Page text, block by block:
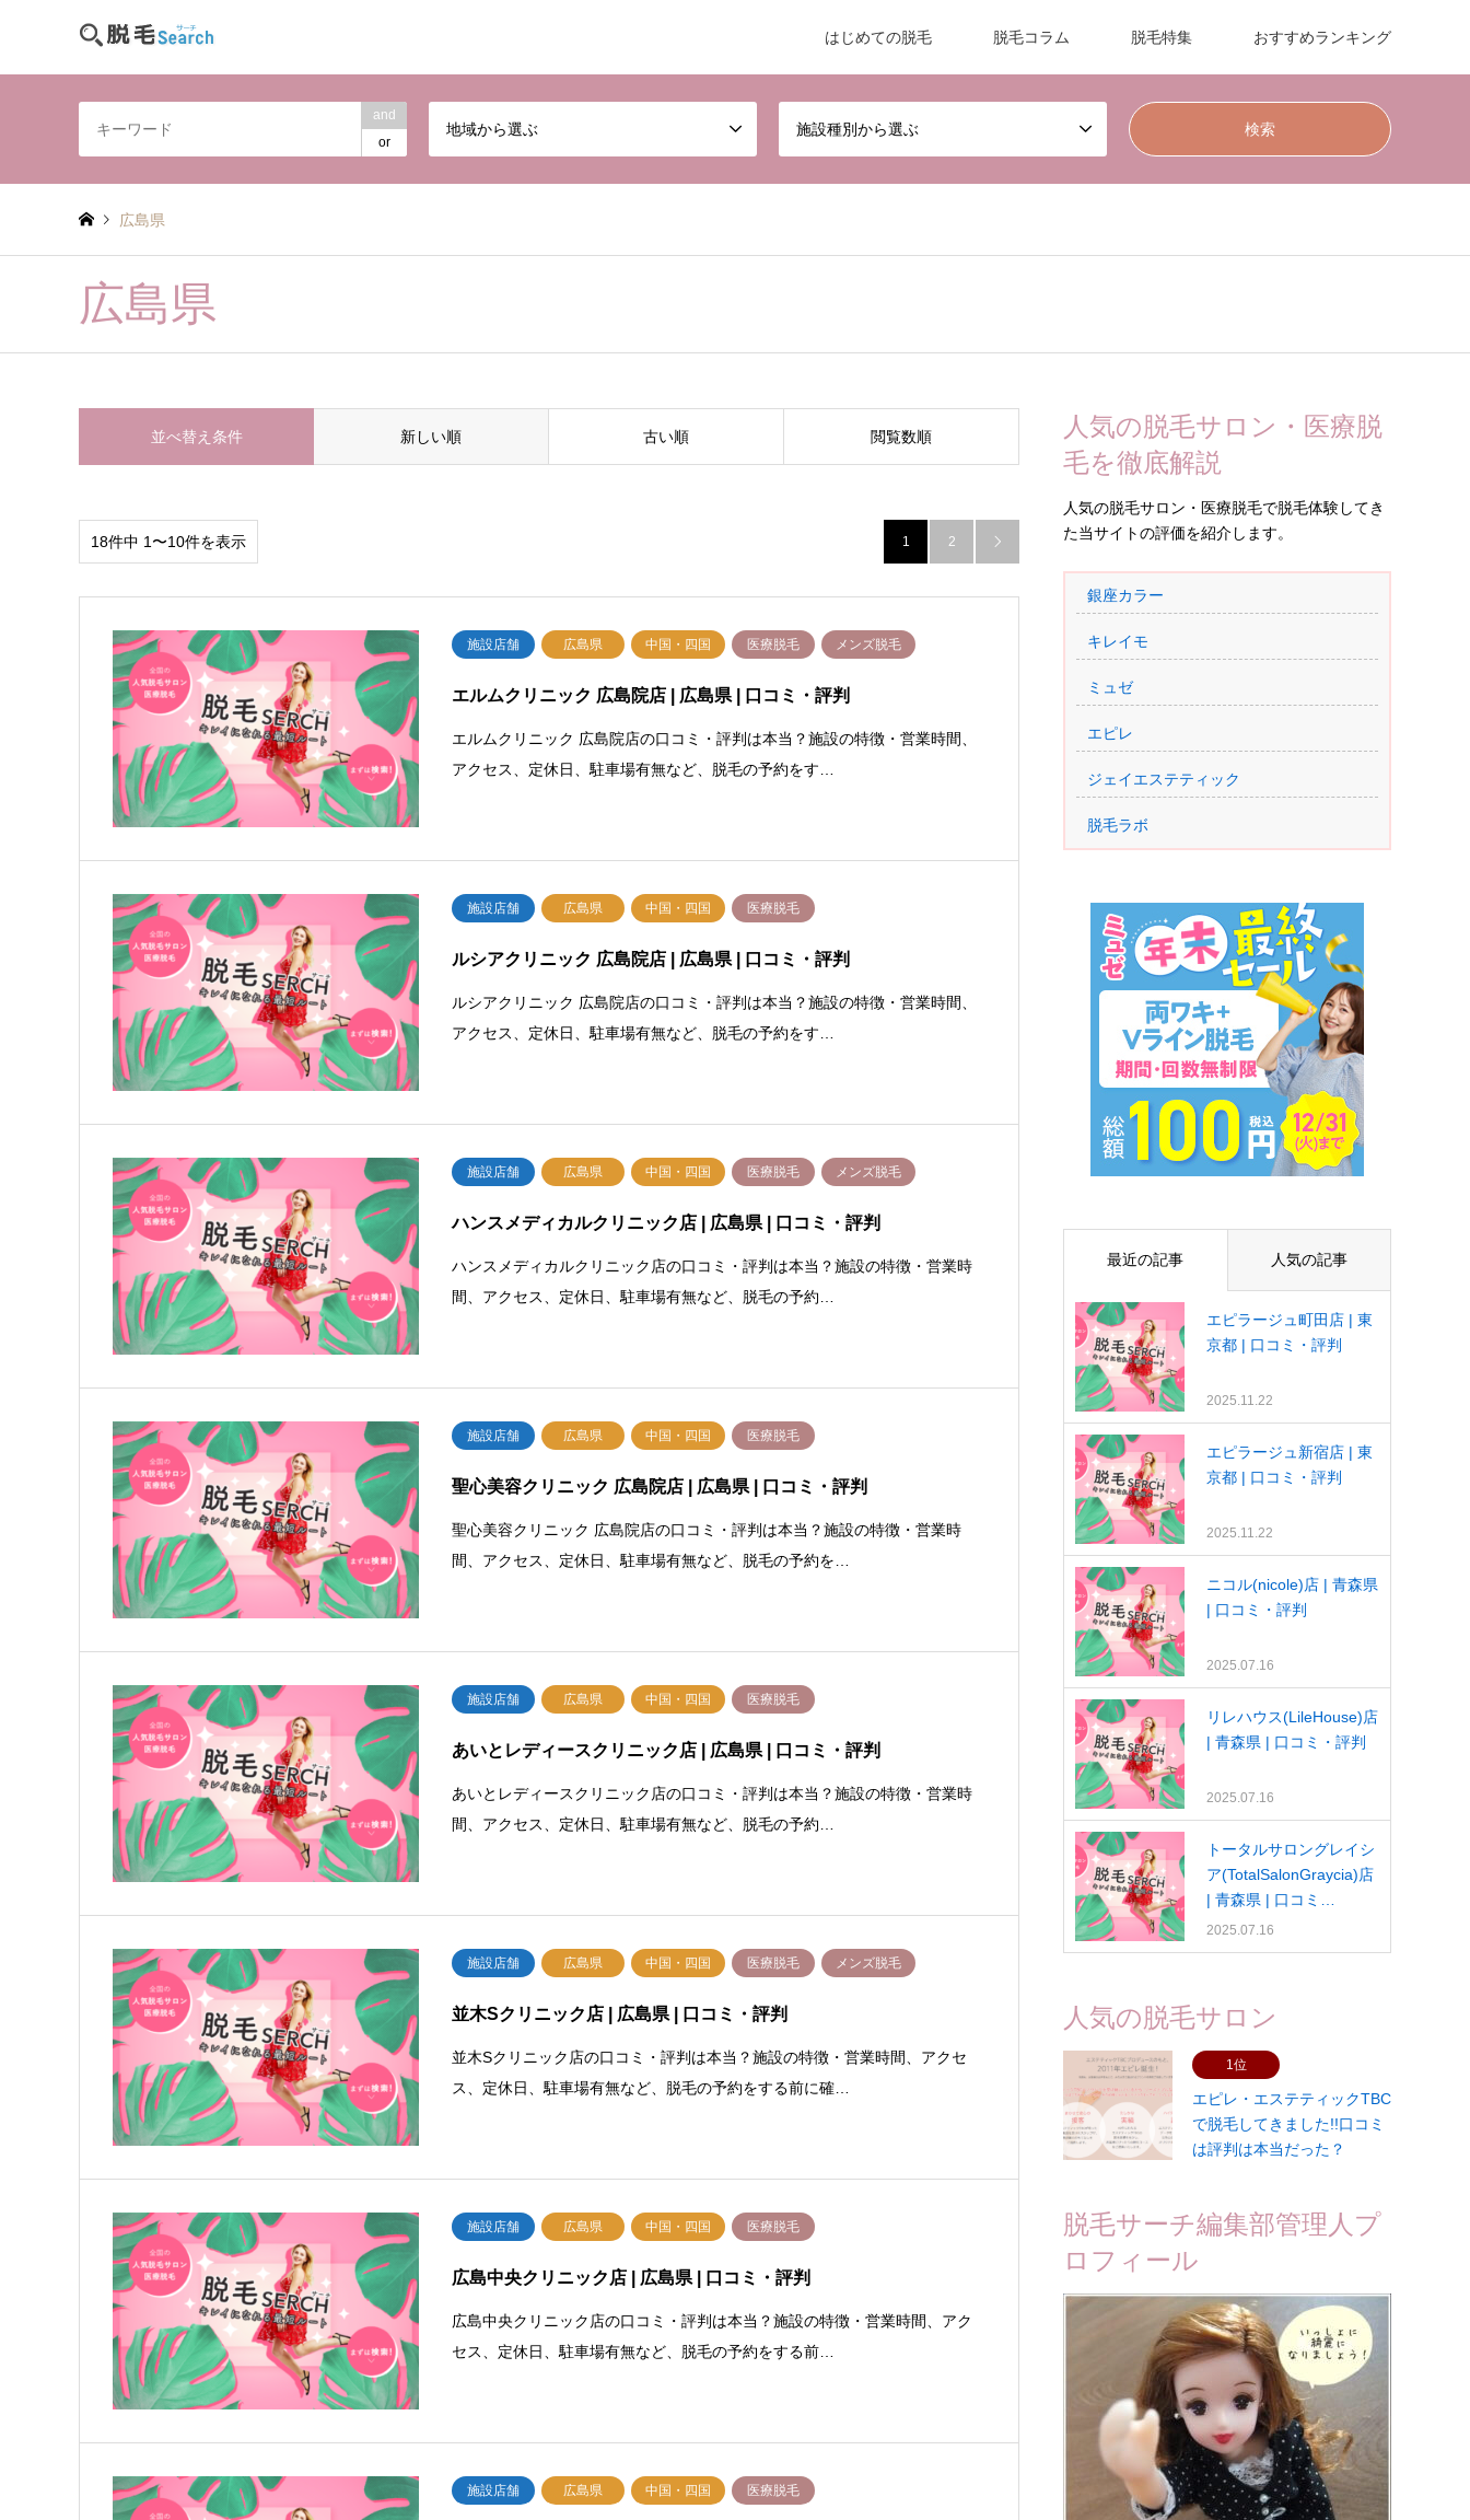
はじめての脱毛 脱毛コラム 脱毛特集 おすすめランキング
and
or
地域から選ぶ 施設種別から選ぶ
広島県
広島県
並べ替え条件 新しい順 古い順 閲覧数順
18件中 1〜10件を表示 1 2 
施設店舗 広島県 中国・四国 医療脱毛 メンズ脱毛
エルムクリニック 広島院店 | 広島県 | 口コミ・評判
エルムクリニック 広島院店の口コミ・評判は本当？施設の特徴・営業時間、
アクセス、定休日、駐車場有無など、脱毛の予約をす…
施設店舗 広島県 中国・四国 医療脱毛
ルシアクリニック 広島院店 | 広島県 | 口コミ・評判
ルシアクリニック 広島院店の口コミ・評判は本当？施設の特徴・営業時間、
アクセス、定休日、駐車場有無など、脱毛の予約をす…
施設店舗 広島県 中国・四国 医療脱毛 メンズ脱毛
ハンスメディカルクリニック店 | 広島県 | 口コミ・評判
ハンスメディカルクリニック店の口コミ・評判は本当？施設の特徴・営業時
間、アクセス、定休日、駐車場有無など、脱毛の予約…
施設店舗 広島県 中国・四国 医療脱毛
聖心美容クリニック 広島院店 | 広島県 | 口コミ・評判
聖心美容クリニック 広島院店の口コミ・評判は本当？施設の特徴・営業時
間、アクセス、定休日、駐車場有無など、脱毛の予約を…
施設店舗 広島県 中国・四国 医療脱毛
あいとレディースクリニック店 | 広島県 | 口コミ・評判
あいとレディースクリニック店の口コミ・評判は本当？施設の特徴・営業時
間、アクセス、定休日、駐車場有無など、脱毛の予約…
施設店舗 広島県 中国・四国 医療脱毛 メンズ脱毛
並木Sクリニック店 | 広島県 | 口コミ・評判
並木Sクリニック店の口コミ・評判は本当？施設の特徴・営業時間、アクセ
ス、定休日、駐車場有無など、脱毛の予約をする前に確…
施設店舗 広島県 中国・四国 医療脱毛
広島中央クリニック店 | 広島県 | 口コミ・評判
広島中央クリニック店の口コミ・評判は本当？施設の特徴・営業時間、アク
セス、定休日、駐車場有無など、脱毛の予約をする前…
施設店舗 広島県 中国・四国 医療脱毛
人気の脱毛サロン・医療脱
毛を徹底解説
人気の脱毛サロン・医療脱毛で脱毛体験してき
た当サイトの評価を紹介します。
銀座カラー
キレイモ
ミュゼ
エピレ
ジェイエステティック
脱毛ラボ
最近の記事 人気の記事
エピラージュ町田店 | 東
京都 | 口コミ・評判
2025.11.22
エピラージュ新宿店 | 東
京都 | 口コミ・評判
2025.11.22
ニコル(nicole)店 | 青森県
| 口コミ・評判
2025.07.16
リレハウス(LileHouse)店
| 青森県 | 口コミ・評判
2025.07.16
トータルサロングレイシ
ア(TotalSalonGraycia)店
| 青森県 | 口コミ…
2025.07.16
人気の脱毛サロン
1位
エピレ・エステティックTBC
で脱毛してきました!!口コミ
は評判は本当だった？
脱毛サーチ編集部管理人プ
ロフィール